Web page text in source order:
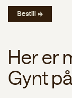
Bestill
Her er
Gynt